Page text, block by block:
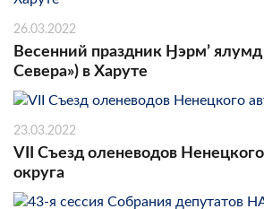
26.03.2022
Весенний праздник Ӈэрм’ ялумд
Севера») в Харуте
23.03.2022
VII Съезд оленеводов
округа